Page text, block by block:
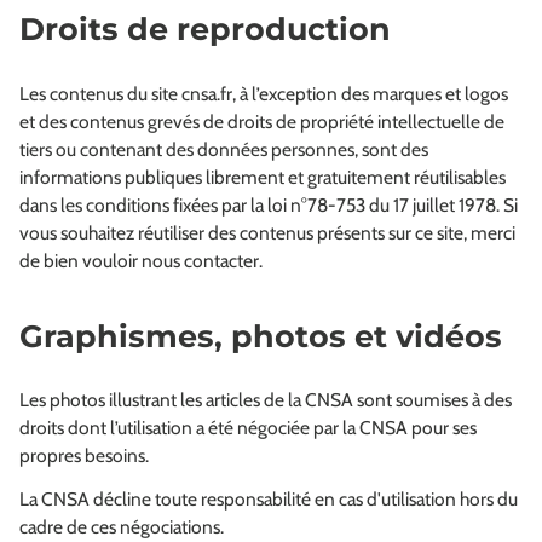
Droits de reproduction
Les contenus du site cnsa.fr, à l’exception des marques et logos
et des contenus grevés de droits de propriété intellectuelle de
tiers ou contenant des données personnes, sont des
informations publiques librement et gratuitement réutilisables
dans les conditions fixées par la loi n°78-753 du 17 juillet 1978. Si
vous souhaitez réutiliser des contenus présents sur ce site, merci
de bien vouloir nous contacter.
Graphismes, photos et vidéos
Les photos illustrant les articles de la CNSA sont soumises à des
droits dont l’utilisation a été négociée par la CNSA pour ses
propres besoins.
La CNSA décline toute responsabilité en cas d'utilisation hors du
cadre de ces négociations.